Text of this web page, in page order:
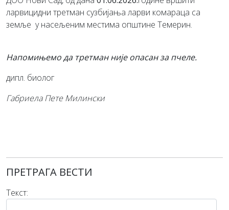
ларвицидни третман сузбијања ларви комараца са
земље у насељеним местима општине Темерин.
Напомињемо да третман није опасан за пчеле.
дипл. биолог
Габриела Пете Милински
ПРЕТРАГА ВЕСТИ
Текст: